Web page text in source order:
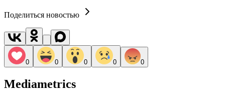
Поделиться новостью
0 0 0 0 0
Mediametrics